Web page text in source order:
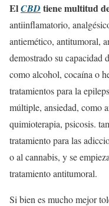
ElCBD tiene multitud
antiinflamatorio,
antiemético, antitumoral,
demostrado su capacidad
como alcohol, cocaína o
tratamientos para la
múltiple, ansiedad, como
quimioterapia, psicosis.
tratamiento para las
o al cannabis, y se
tratamiento antitumoral.
Si bien es mucho mejor